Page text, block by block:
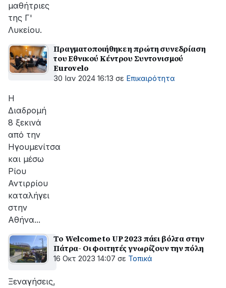
μαθήτριες
της Γ'
Λυκείου.
Πραγματοποιήθηκε η πρώτη συνεδρίαση
του Εθνικού Κέντρου Συντονισμού
Eurovelo
30 Ιαν 2024 16:13 σε Επικαιρότητα
Η
Διαδρομή
8 ξεκινά
από την
Ηγουμενίτσα
και μέσω
Ρίου
Αντιρρίου
καταλήγει
στην
Αθήνα...
Το Welcome to UP 2023 πάει βόλτα στην
Πάτρα- Οι φοιτητές γνωρίζουν την πόλη
16 Οκτ 2023 14:07 σε Τοπικά
Ξεναγήσεις,